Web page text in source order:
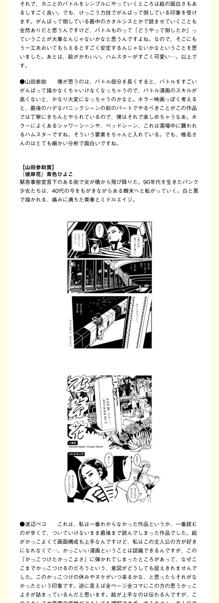
それで、カニとのバトルをシンプルにやっていくところは絵の面白さもあ
るしすごく良い。でも、けっこう力技でがんばって倒している印象を受け
ます。がんばって倒している最中のカタルシスとかで読ませていくことも
全然ありだと思うんですけど、バトルものって「どうやって倒したか」っ
ていうことが大事なんじゃないかなと思うんですよね。なので、そこにも
う一工夫おいてもらえるとすごく安定するんじゃないかなということを思
いました。あとは、絵がかわいい。ハムスターがすごく可愛い…。以上で
す。
●山田参助 僕が思うのは、バトル部分を長くすると、バトルをすごい
がんばって描かなくちゃいけなくなっちゃうので、バトル漫画のスキルが
高くないと、かなり大変になっちゃうのかなと。ホラー映画っぽく考える
と、最後のハデなパニックシーンの前のパートでやるべきことがこの作品
では丁寧にきちんとやられているので、僕はそれで楽しめちゃうなあ。ホ
ラーによくあるシャワーシーンや、ベッドシーン、これは濡場中に襲われ
るハムスターですね。そういう要素をちゃんと入れている。でも、椎名さ
んのはとても細かい分析で面白いですね。
【山田参助賞】
『彼岸花』青色ひよこ
緊急事態宣言下のある街で女が橋から飛び降りた。90年代を生きたパンク
少女たちは、40代の今をもがきながらある顛末へと転がっていく。白と黒
で描かれる、痛みに満ちた青春とミドルエイジ。
●渡辺ペコ これは、私は一番わからなかった作品というか、一番読む
のが辛くて、ついていけないまま最後まで読んでしまった作品でした。絵
がかっこよくて画面構成も上手なんですけど、私はこの主人公の方が好き
になれなくて…。かっこいい漫画ということは認識できるんですが、この
「かっこつけたかっこよさ」に弾かれてしまったところがあって、なぜこ
こまでかっこつけるのだろうという、意図がどうしても捉えきれませんで
した。このかっこつけの休みやヌケがいつ来るかな、と思ったらそれがな
かったという印象です。逆に言えば全ページ全コマにこの方の思うかっこ
よさが詰まっているんだと思います。絵が上手なのは伝わるんですが、こ